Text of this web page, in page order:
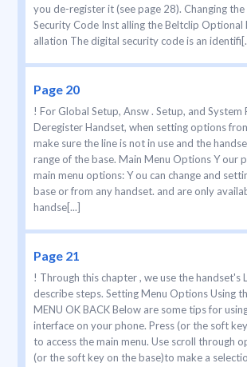
you de-register it (see page 28). Changing
Security Code Inst alling the Beltclip Optional
allation The digital security code is an
Page 20
! For Global Setup, Answ . Setup, and System
Deregister Handset, when setting options
make sure the line is not in use and the
range of the base. Main Menu Options Y our
main menu options: Y ou can change and
base or from any handset. and are only
handse[...]
Page 21
! Through this chapter , we use the handset's
describe steps. Setting Menu Options Using
MENU OK BACK Below are some tips for
interface on your phone. Press (or the soft
to access the main menu. Use scroll through
(or the soft key on the base)to make a